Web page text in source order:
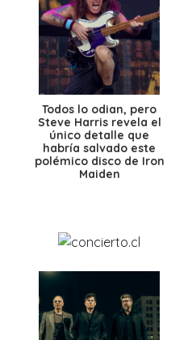
Todos lo odian, pero
Steve Harris revela el
único detalle que
habría salvado este
polémico disco de Iron
Maiden